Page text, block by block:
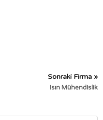
Sonraki Firma »
Isın Mühendislik